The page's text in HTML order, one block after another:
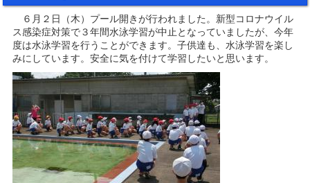
６月２日（木）プール開きが行われました。新型コロナウイル
ス感染症対策で３年間水泳学習が中止となっていましたが、今年
度は水泳学習を行うことができます。子供達も、水泳学習を楽し
みにしています。安全に気を付けて学習したいと思います。